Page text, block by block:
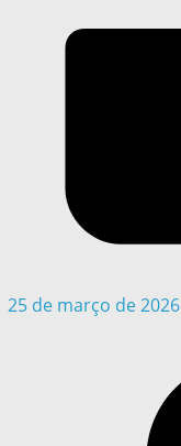
25 de março de 2026